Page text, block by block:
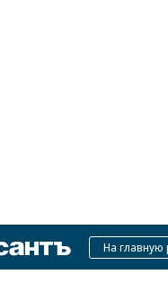
КоммерсантъНа главную